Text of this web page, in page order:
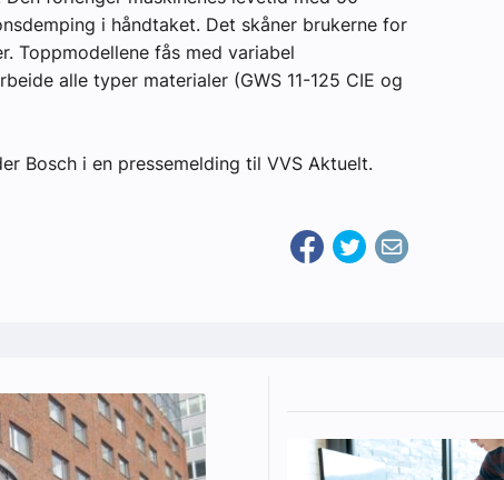
i håndtaket. Det skåner brukerne for
Toppmodellene fås med variabel
alle typer materialer (GWS 11-125 CIE og
Bosch i en pressemelding til VVS Aktuelt.